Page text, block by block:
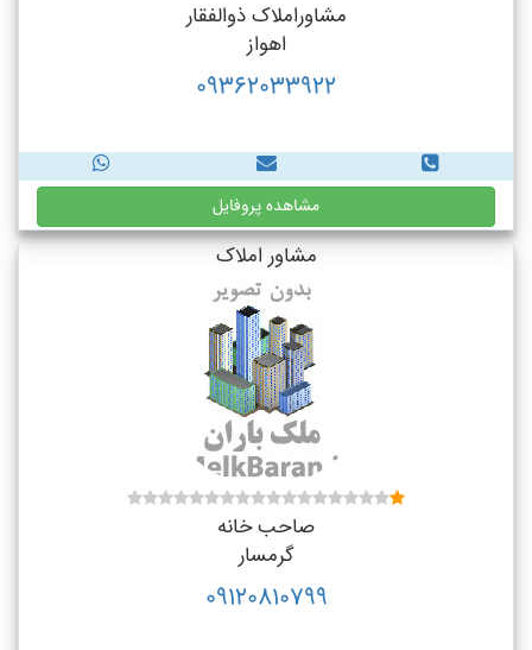
مشاوراملاک ذوالفقار
اهواز
09362033922
مشاهده پروفایل
مشاور املاک
صاحب خانه
گرمسار
09120810799